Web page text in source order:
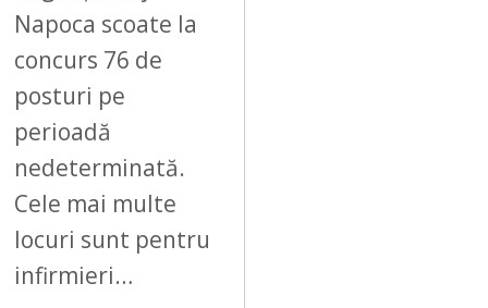
Napoca scoate la
concurs 76 de
posturi pe
perioadă
nedeterminată.
Cele mai multe
locuri sunt pentru
infirmieri…